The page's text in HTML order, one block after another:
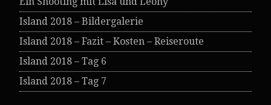
Island 2018 – Bildergalerie
Island 2018 – Fazit – Kosten – Reiseroute
Island 2018 – Tag 6
Island 2018 – Tag 7